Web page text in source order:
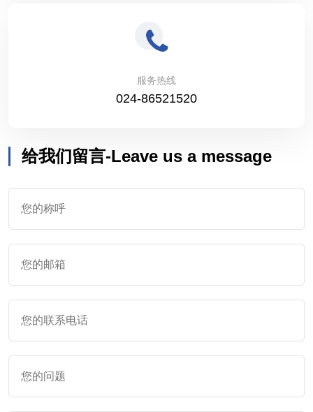
服务热线
024-86521520
给我们留言-Leave us a message